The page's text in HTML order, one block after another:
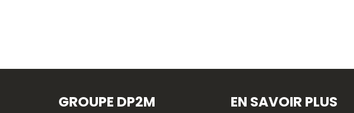
GROUPE DP2M EN SAVOIR PLUS